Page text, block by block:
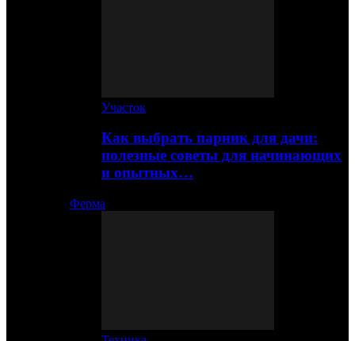
Участок
Как выбрать парник для дачи:
полезные советы для начинающих
и опытных…
Ферма